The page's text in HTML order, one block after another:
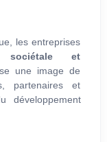
les entreprises
sociétale et
une image de
partenaires et
développement